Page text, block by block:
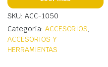
SKU: ACC-1050
Categoría: ACCESORIOS,
ACCESORIOS Y
HERRAMIENTAS